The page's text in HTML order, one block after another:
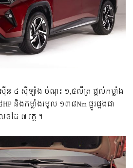
ស៊ីន ៤ ស៊ីឡាំង ចំណុះ ១,៥លីត្រ ផ្តល់កម្លាំង
និងកម្លាំងរមួល ១៣៨Nm ផ្គួរផ្គងជា
ដៃ ៧ វគ្គ ។